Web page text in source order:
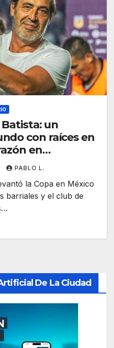
Batista: un
con raíces en
en
PABLO L.
la Copa en México
barriales y el club de
De La Ciudad